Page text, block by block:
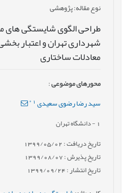
نوع مقاله: پژوهشی
طراحی الگوی شایستگی های
شهرداری تهران و اعتبار
معادلات ساختاری
محورهای موضوعی:
سید رضا رضوی سعیدی *
- دانشگاه تهران
تاریخ دریافت : 1399/05/02
تاریخ پذیرش : 1399/08/07
تاریخ انتشار : 1399/09/24